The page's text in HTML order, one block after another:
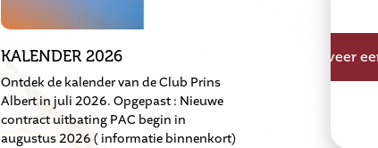
KALENDER 2026
Ontdek de kalender van de Club Prins
Albert in juli 2026. Opgepast : Nieuwe
contract uitbating PAC begin in
augustus 2026 ( informatie binnenkort)
Reserveer